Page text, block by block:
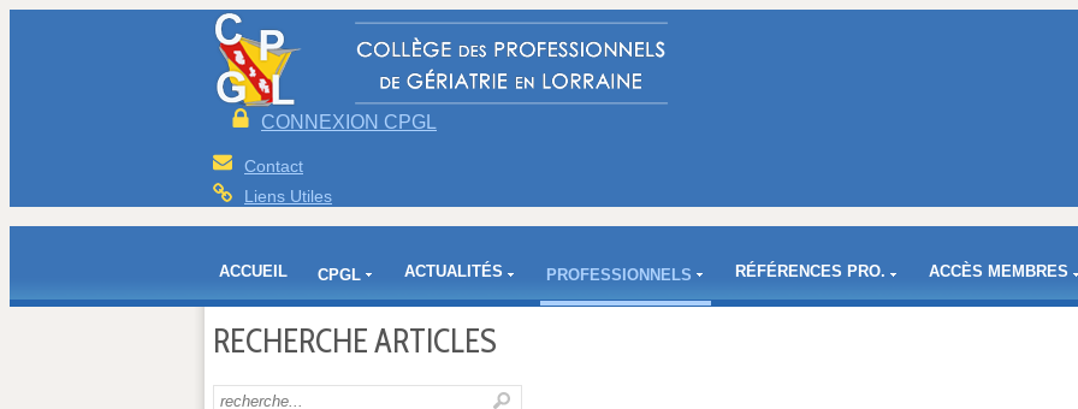
CONNEXION CPGL
Contact
Liens Utiles
ACCUEIL CPGL ACTUALITÉS PROFESSIONNELS RÉFÉRENCES PRO. ACCÈS MEMBRES
RECHERCHE ARTICLES